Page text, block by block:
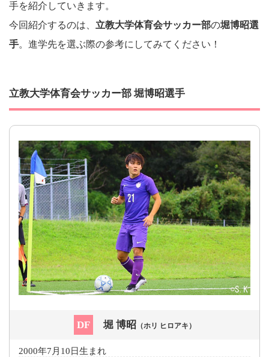
手を紹介していきます。
今回紹介するのは、 立教大学体育会サッカー部の堀博昭選
手。進学先を選ぶ際の参考にしてみてください！
立教大学体育会サッカー部 堀博昭選手
DF 堀 博昭（ホリ ヒロアキ）
2000年7月10日生まれ